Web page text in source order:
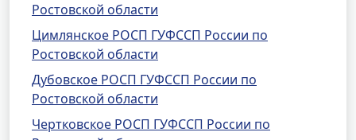
Ростовской области
Цимлянское РОСП ГУФССП России по
Ростовской области
Дубовское РОСП ГУФССП России по
Ростовской области
Чертковское РОСП ГУФССП России по